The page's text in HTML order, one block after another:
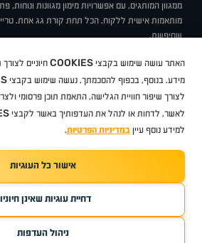
ממגוון המותגים, עם אפשרויות מימון מגוונות ונוחות,
מותאמות אישית ללקוח, הכל תחת קורת גג אחת.
שחיפשת.
תקנוןBUY BACKמבצעיםמגזין טרייד מובילאיך
ניהול העדפות עוגיות
סיטרואן אופלפיג'וMG
Geelyמזדהבי ווי דיצ'רי טסלה
ב מ וולקסוסאאודיסקודהיונדאירנושברולט
instagram
כל הזכויות שמורות טרייד
האתר עושה שימוש בקבצי COOKIES חיוניים
מידע. בנוסף, בכפוף להסכמתך, נעשה שימוש בקבצי
לצורך שיפור חוויית הגלישה, התאמת תוכן פרסומי
לאשר, לדחות או לנהל את העדפותיך באשר לקבצי
למידע נוסף עיין במדיניות הפרטיות.
אישור כל העוגיות
דחיית עוגיות שאינן
ניהול העדפות